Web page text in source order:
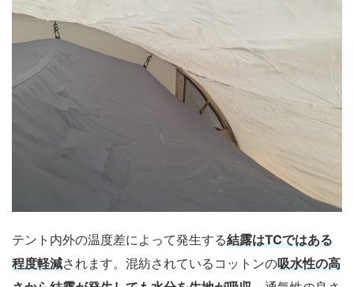
テント内外の温度差によって発生する結露はTCではある
程度軽減されます。混紡されているコットンの吸水性の高